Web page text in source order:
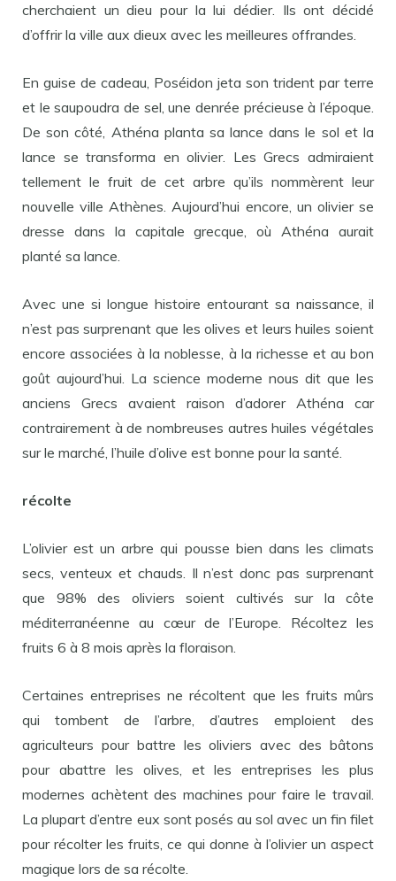
cherchaient un dieu pour la lui dédier. Ils ont décidé
d’offrir la ville aux dieux avec les meilleures offrandes.
En guise de cadeau, Poséidon jeta son trident par terre
et le saupoudra de sel, une denrée précieuse à l’époque.
De son côté, Athéna planta sa lance dans le sol et la
lance se transforma en olivier. Les Grecs admiraient
tellement le fruit de cet arbre qu’ils nommèrent leur
nouvelle ville Athènes. Aujourd’hui encore, un olivier se
dresse dans la capitale grecque, où Athéna aurait
planté sa lance.
Avec une si longue histoire entourant sa naissance, il
n’est pas surprenant que les olives et leurs huiles soient
encore associées à la noblesse, à la richesse et au bon
goût aujourd’hui. La science moderne nous dit que les
anciens Grecs avaient raison d’adorer Athéna car
contrairement à de nombreuses autres huiles végétales
sur le marché, l’huile d’olive est bonne pour la santé.
récolte
L’olivier est un arbre qui pousse bien dans les climats
secs, venteux et chauds. Il n’est donc pas surprenant
que 98% des oliviers soient cultivés sur la côte
méditerranéenne au cœur de l’Europe. Récoltez les
fruits 6 à 8 mois après la floraison.
Certaines entreprises ne récoltent que les fruits mûrs
qui tombent de l’arbre, d’autres emploient des
agriculteurs pour battre les oliviers avec des bâtons
pour abattre les olives, et les entreprises les plus
modernes achètent des machines pour faire le travail.
La plupart d’entre eux sont posés au sol avec un fin filet
pour récolter les fruits, ce qui donne à l’olivier un aspect
magique lors de sa récolte.